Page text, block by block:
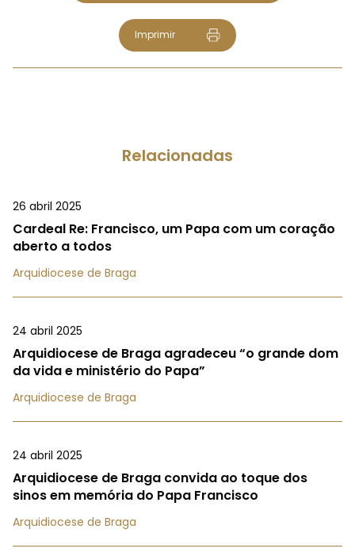
Imprimir
Relacionadas
26 abril 2025
Cardeal Re: Francisco, um Papa com um coração
aberto a todos
Arquidiocese de Braga
24 abril 2025
Arquidiocese de Braga agradeceu “o grande dom
da vida e ministério do Papa”
Arquidiocese de Braga
24 abril 2025
Arquidiocese de Braga convida ao toque dos
sinos em memória do Papa Francisco
Arquidiocese de Braga